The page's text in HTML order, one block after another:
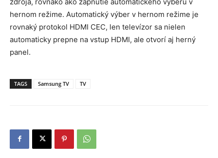
hernom režime. Automatický výber v hernom režime je
rovnaký protokol HDMI CEC, len televízor sa nielen
automaticky prepne na vstup HDMI, ale otvorí aj herný
panel.
TAGS Samsung TV TV